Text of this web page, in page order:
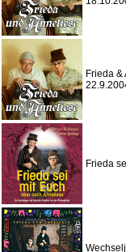
Frieda
Frieda